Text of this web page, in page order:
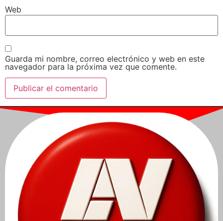
Web
Guarda mi nombre, correo electrónico y web en este
navegador para la próxima vez que comente.